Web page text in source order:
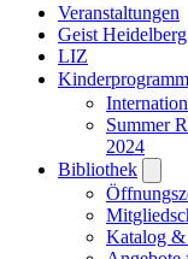
Veranstaltungen
Geist Heidelberg
LIZ
Kinderprogramm
Summer
2024
Bibliothek
Katalog &